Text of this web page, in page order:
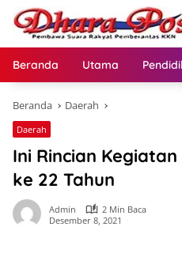
Langsung
konten
Beranda Utama
Beranda Daerah
Daerah
Ini Rincian
ke 22 Tahun
Admin
2 Min Baca
Desember 8, 2021